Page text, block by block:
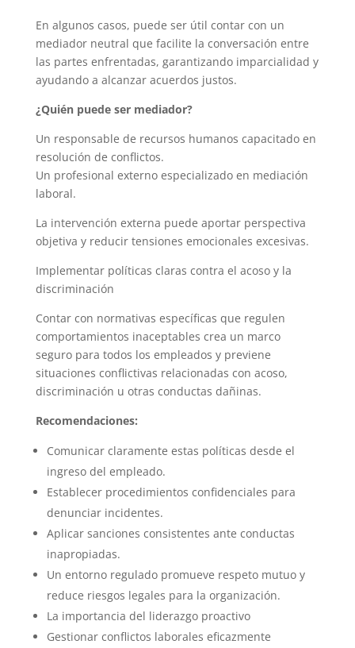
En algunos casos, puede ser útil contar con un
mediador neutral que facilite la conversación entre
las partes enfrentadas, garantizando imparcialidad y
ayudando a alcanzar acuerdos justos.
¿Quién puede ser mediador?
Un responsable de recursos humanos capacitado en
resolución de conflictos.
Un profesional externo especializado en mediación
laboral.
La intervención externa puede aportar perspectiva
objetiva y reducir tensiones emocionales excesivas.
Implementar políticas claras contra el acoso y la
discriminación
Contar con normativas específicas que regulen
comportamientos inaceptables crea un marco
seguro para todos los empleados y previene
situaciones conflictivas relacionadas con acoso,
discriminación u otras conductas dañinas.
Recomendaciones:
Comunicar claramente estas políticas desde el
ingreso del empleado.
Establecer procedimientos confidenciales para
denunciar incidentes.
Aplicar sanciones consistentes ante conductas
inapropiadas.
Un entorno regulado promueve respeto mutuo y
reduce riesgos legales para la organización.
La importancia del liderazgo proactivo
Gestionar conflictos laborales eficazmente